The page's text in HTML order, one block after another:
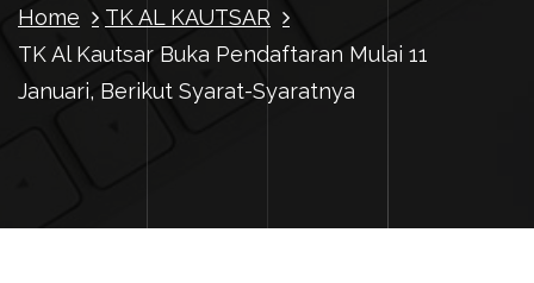
Home
TK AL KAUTSAR
TK Al Kautsar Buka Pendaftaran Mulai 11
Januari, Berikut Syarat-Syaratnya